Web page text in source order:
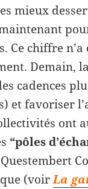
mieux
Ce chiffre n’a
Demain,
cadences
et favoriser
ont
“pôles
(voirLa